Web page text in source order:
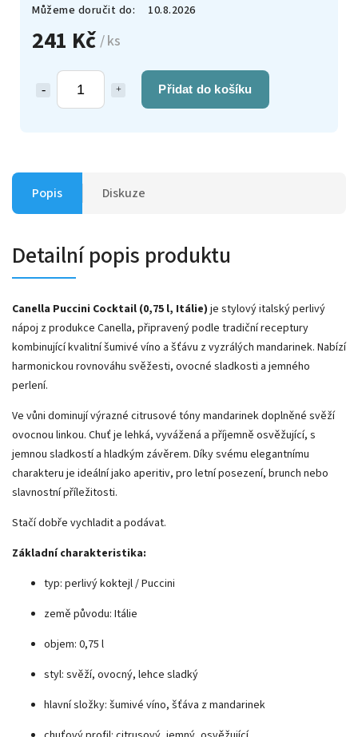
241 Kč / ks
Přidat do košíku
Můžeme doručit do: 10.8.2026
Popis Diskuze
Detailní popis produktu
Canella Puccini Cocktail (0,75 l, Itálie) je stylový italský perlivý
nápoj z produkce Canella, připravený podle tradiční receptury
kombinující kvalitní šumivé víno a šťávu z vyzrálých mandarinek. Nabízí
harmonickou rovnováhu svěžesti, ovocné sladkosti a jemného
perlení.
Ve vůni dominují výrazné citrusové tóny mandarinek doplněné svěží
ovocnou linkou. Chuť je lehká, vyvážená a příjemně osvěžující, s
jemnou sladkostí a hladkým závěrem. Díky svému elegantnímu
charakteru je ideální jako aperitiv, pro letní posezení, brunch nebo
slavnostní příležitosti.
Stačí dobře vychladit a podávat.
Základní charakteristika:
typ: perlivý koktejl / Puccini
země původu: Itálie
objem: 0,75 l
styl: svěží, ovocný, lehce sladký
hlavní složky: šumivé víno, šťáva z mandarinek